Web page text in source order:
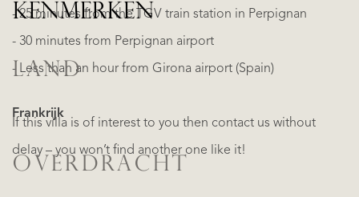
- 25 minutes from the TGV train station in Perpignan
- 30 minutes from Perpignan airport
- Less than an hour from Girona airport (Spain)
If this villa is of interest to you then contact us without
delay – you won’t find another one like it!
KENMERKEN
LAND
Frankrijk
OVERDRACHT